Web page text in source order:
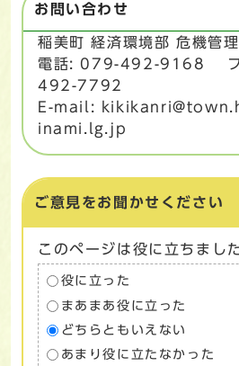
お問い合わせ
稲美町 経済環境部 危機管
電話: 079-492-9168 フ
492-7792
E-mail:
inami.lg.jp
ご意見をお聞かせください
このページは役に立ちまし
役に立った
まあまあ役に立った
どちらともいえない
あまり役に立たなかった